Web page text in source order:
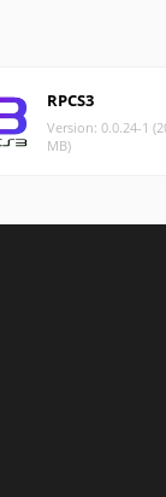
RPCS3
Version: 0.0.24-1
MB)